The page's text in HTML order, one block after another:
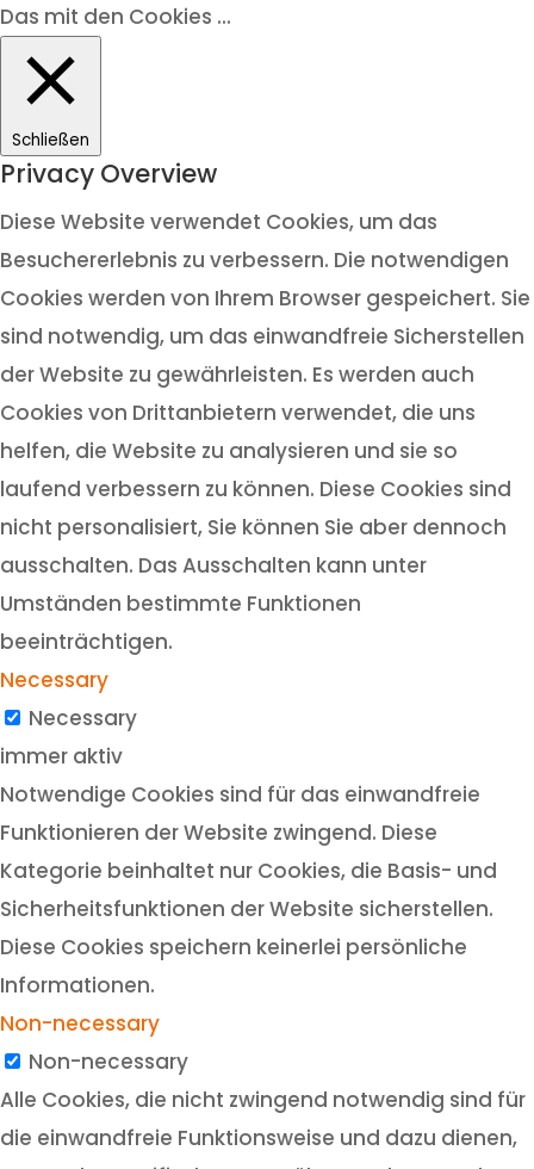
Das mit den Cookies ...
Schließen
Privacy Overview
Diese Website verwendet Cookies, um das
Besuchererlebnis zu verbessern. Die notwendigen
Cookies werden von Ihrem Browser gespeichert. Sie
sind notwendig, um das einwandfreie Sicherstellen
der Website zu gewährleisten. Es werden auch
Cookies von Drittanbietern verwendet, die uns
helfen, die Website zu analysieren und sie so
laufend verbessern zu können. Diese Cookies sind
nicht personalisiert, Sie können Sie aber dennoch
ausschalten. Das Ausschalten kann unter
Umständen bestimmte Funktionen
beeinträchtigen.
Necessary
Necessary
immer aktiv
Notwendige Cookies sind für das einwandfreie
Funktionieren der Website zwingend. Diese
Kategorie beinhaltet nur Cookies, die Basis- und
Sicherheitsfunktionen der Website sicherstellen.
Diese Cookies speichern keinerlei persönliche
Informationen.
Non-necessary
Non-necessary
Alle Cookies, die nicht zwingend notwendig sind für
die einwandfreie Funktionsweise und dazu dienen,